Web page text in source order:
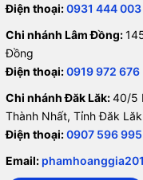
Điện thoại:0931 444 003
Chi nhánh Lâm Đồng:
Đồng
Điện thoại:0919 972 676
Chi nhánh Đăk Lăk:40/5
Thành Nhất, Tỉnh Đăk Lăk
Điện thoại:0907 596 995
Email: